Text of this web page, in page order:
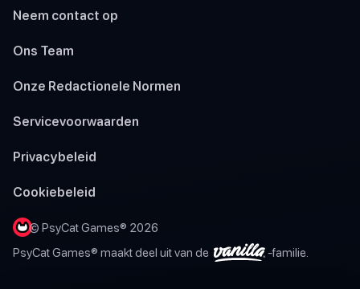
Neem contact op
Ons Team
Onze Redactionele Normen
Servicevoorwaarden
Privacybeleid
Cookiebeleid
© PsyCat Games® 2026
PsyCat Games® maakt deel uit van de
-familie.